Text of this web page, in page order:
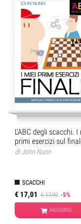
L'ABC degli scacchi. I
primi esercizi sul
diJohn Nunn
SCACCHI
€ 17,01 € 17,90 -5%
AGGIUNGI